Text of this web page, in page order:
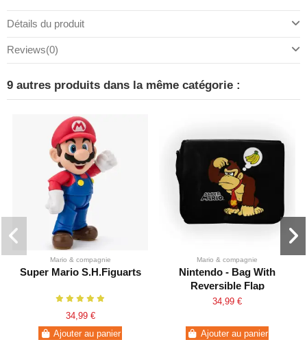
Détails du produit
Reviews(0)
9 autres produits dans la même catégorie :
Mario & compagnie
Super Mario S.H.Figuarts
34,99 €
Ajouter au panier
Mario & compagnie
Nintendo - Bag With
Reversible Flap
Mario&Donkey
34,99 €
Ajouter au panier